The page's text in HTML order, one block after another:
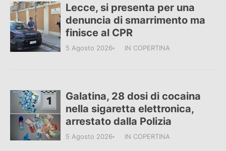
Lecce, si presenta per una
denuncia di smarrimento ma
finisce al CPR
5 Agosto 2026 IN COPERTINA
Galatina, 28 dosi di cocaina
nella sigaretta elettronica,
arrestato dalla Polizia
5 Agosto 2026 IN COPERTINA